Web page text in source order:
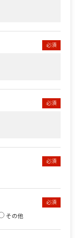
必須
必須
必須
必須
その他